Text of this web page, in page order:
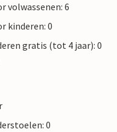
volwassenen: 6
kinderen: 0
gratis (tot 4 jaar): 0
0